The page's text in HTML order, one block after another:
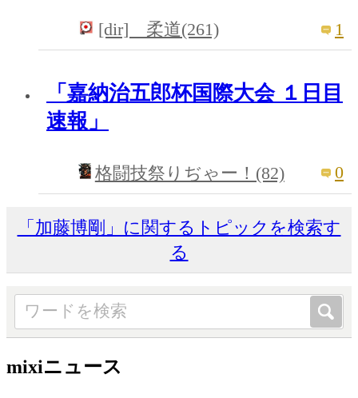
[dir] 柔道(261) 1
「嘉納治五郎杯国際大会 １日目
速報」
格闘技祭りぢゃー！(82) 0
「加藤博剛」に関するトピックを検索す
る
mixiニュース